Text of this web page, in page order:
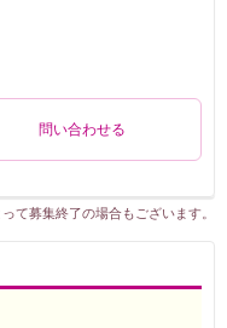
問い合わせる
て募集終了の場合もございます。